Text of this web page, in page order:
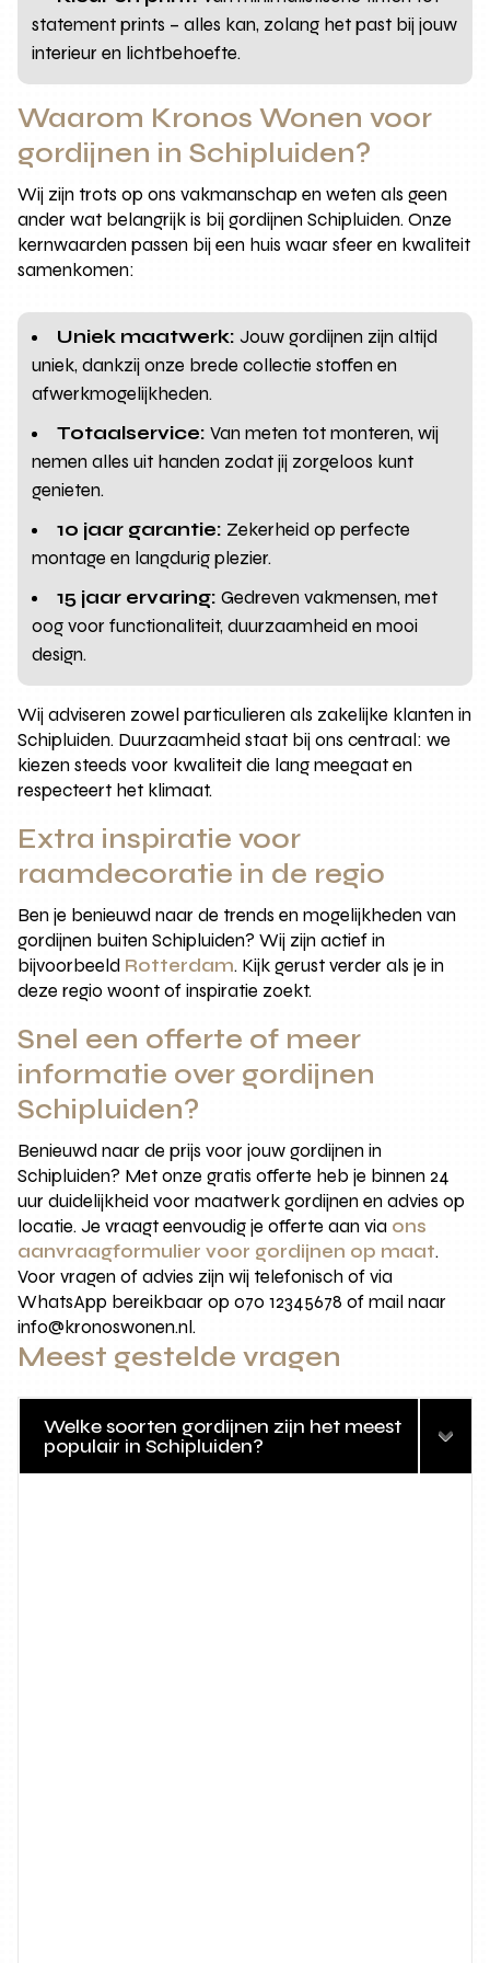
statement prints – alles kan, zolang het past bij jouw
interieur en lichtbehoefte.
Waarom Kronos Wonen voor
gordijnen in Schipluiden?
Wij zijn trots op ons vakmanschap en weten als geen
ander wat belangrijk is bij gordijnen Schipluiden. Onze
kernwaarden passen bij een huis waar sfeer en kwaliteit
samenkomen:
Uniek maatwerk: Jouw gordijnen zijn altijd
uniek, dankzij onze brede collectie stoffen en
afwerkmogelijkheden.
Totaalservice: Van meten tot monteren, wij
nemen alles uit handen zodat jij zorgeloos kunt
genieten.
10 jaar garantie: Zekerheid op perfecte
montage en langdurig plezier.
15 jaar ervaring: Gedreven vakmensen, met
oog voor functionaliteit, duurzaamheid en mooi
design.
Wij adviseren zowel particulieren als zakelijke klanten in
Schipluiden. Duurzaamheid staat bij ons centraal: we
kiezen steeds voor kwaliteit die lang meegaat en
respecteert het klimaat.
Extra inspiratie voor
raamdecoratie in de regio
Ben je benieuwd naar de trends en mogelijkheden van
gordijnen buiten Schipluiden? Wij zijn actief in
bijvoorbeeld Rotterdam. Kijk gerust verder als je in
deze regio woont of inspiratie zoekt.
Snel een offerte of meer
informatie over gordijnen
Schipluiden?
Benieuwd naar de prijs voor jouw gordijnen in
Schipluiden? Met onze gratis offerte heb je binnen 24
uur duidelijkheid voor maatwerk gordijnen en advies op
locatie. Je vraagt eenvoudig je offerte aan via ons
aanvraagformulier voor gordijnen op maat.
Voor vragen of advies zijn wij telefonisch of via
WhatsApp bereikbaar op 070 12345678 of mail naar
info@kronoswonen.nl.
Meest gestelde vragen
Welke soorten gordijnen zijn het meest
populair in Schipluiden?